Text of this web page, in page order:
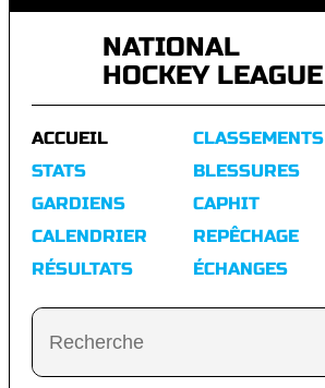
NATIONAL
HOCKEY LEAGUE
ACCUEIL
STATS
GARDIENS
CALENDRIER
RÉSULTATS
CLASSEMENTS
BLESSURES
CAPHIT
REPÊCHAGE
ÉCHANGES